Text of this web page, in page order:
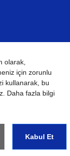
Küresel Siteye Git
olarak,
için zorunlu
kullanarak, bu
Daha fazla bilgi
Kabul Et